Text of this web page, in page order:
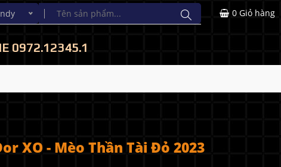
0972.12345.1
0 Giỏ hàng
XO - Mèo Thần Tài Đỏ 2023